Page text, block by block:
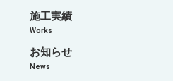
施工実績
Works
お知らせ
News